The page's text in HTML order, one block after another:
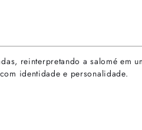
reinterpretando a salomé em
identidade e personalidade.